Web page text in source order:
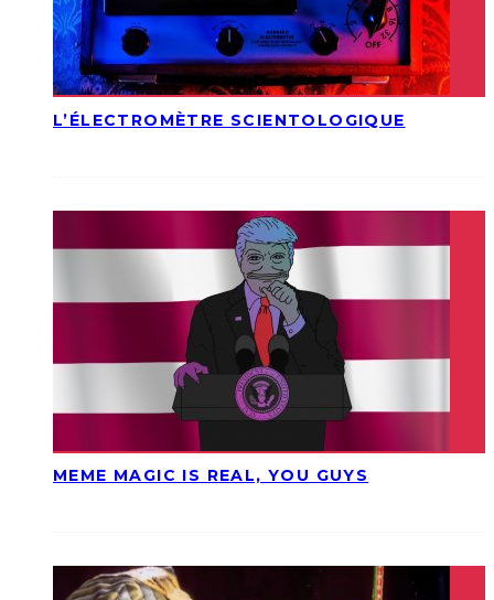
L’ÉLECTROMÈTRE SCIENTOLOGIQUE
MEME MAGIC IS REAL, YOU GUYS